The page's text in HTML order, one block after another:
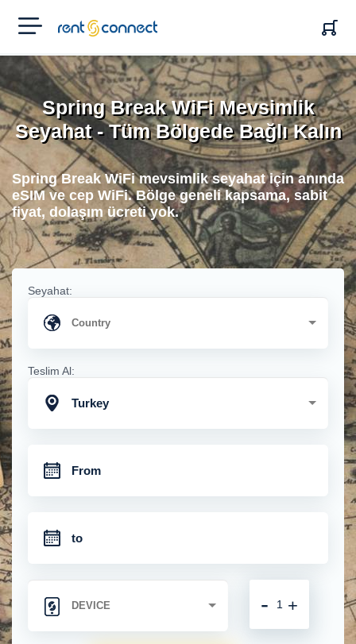
RENT'N
CONNECT
Spring Break WiFi Mevsimlik
Seyahat - Tüm Bölgede Bağlı Kalın
Spring Break WiFi mevsimlik seyahat için anında
eSIM ve cep WiFi. Bölge geneli kapsama, sabit
fiyat, dolaşım ücreti yok.
Seyahat:
Teslim Al:
Turkey
+
-